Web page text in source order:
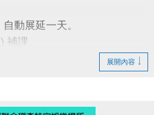
自動展延一天。
補課。
現金或等值貴賓券(有效期限3
展開內容